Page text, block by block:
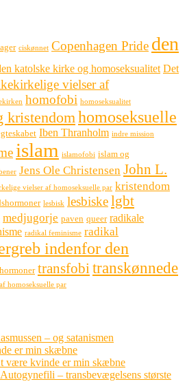
ciskønnet Copenhagen Pride den
katolske kirke og homoseksualitet Det
vielser af
homofobi homoseksualitet
kristendomhomoseksuelle
Iben Thranholm indre mission
islam islamofobi islam og
Jens Ole Christensen John L.
vielser af homoseksuelle par kristendom
lesbisk lesbiskelgbt
medjugorje paven queer radikale
radikal feminisme radikal
indenfor den
transfobi transkønnede
homoseksuelle par
– og satanismen
er min skæbne
være kvinde er min skæbne
Autogynefili – transbevægelsens største